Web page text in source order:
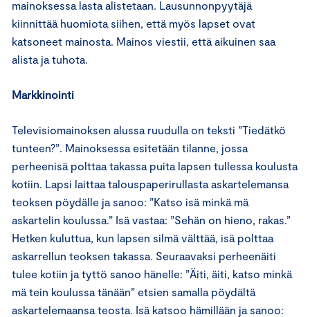
mainoksessa lasta alistetaan. Lausunnonpyytäjä
kiinnittää huomiota siihen, että myös lapset ovat
katsoneet mainosta. Mainos viestii, että aikuinen saa
alista ja tuhota.
Markkinointi
Televisiomainoksen alussa ruudulla on teksti ”Tiedätkö
tunteen?”. Mainoksessa esitetään tilanne, jossa
perheenisä polttaa takassa puita lapsen tullessa koulusta
kotiin. Lapsi laittaa talouspaperirullasta askartelemansa
teoksen pöydälle ja sanoo: ”Katso isä minkä mä
askartelin koulussa.” Isä vastaa: ”Sehän on hieno, rakas.”
Hetken kuluttua, kun lapsen silmä välttää, isä polttaa
askarrellun teoksen takassa. Seuraavaksi perheenäiti
tulee kotiin ja tyttö sanoo hänelle: ”Äiti, äiti, katso minkä
mä tein koulussa tänään” etsien samalla pöydältä
askartelemaansa teosta. Isä katsoo hämillään ja sanoo: